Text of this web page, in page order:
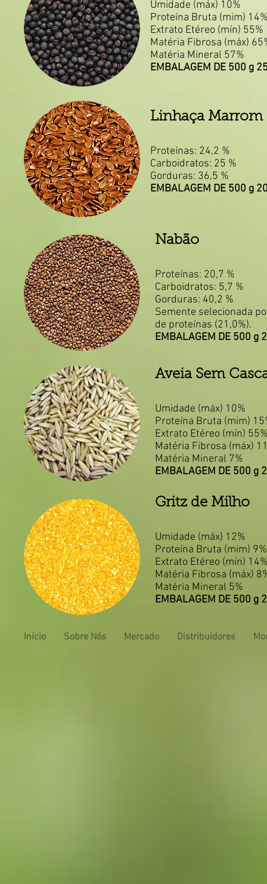
Umidade (máx) 10%
Proteína Bruta (mim)
Extrato Etéreo (mín) 55%
Matéria Fibrosa (máx)
Matéria Mineral 57%
EMBALAGEM DE 500 g
Linhaça Marrom
Proteínas: 24,2 %
Carboidratos: 25 %
Gorduras: 36,5 %
EMBALAGEM DE 500 g
Nabão
Proteínas: 20,7 %
Carboidratos: 5,7 %
Gorduras: 40,2 %
Semente selecionada
de proteínas (21,0%).
EMBALAGEM DE 500 g
Aveia Sem
Umidade (máx) 10%
Proteína Bruta (mim)
Extrato Etéreo (mín)
Matéria Fibrosa (máx)
Matéria Mineral 7%
EMBALAGEM DE 500 g
Gritz de Milho
Umidade (máx) 12%
Proteína Bruta (mim) 9%
Extrato Etéreo (mín)
Matéria Fibrosa (máx)
Matéria Mineral 5%
EMBALAGEM DE 500 g
Início Sobre Nós Mercado Distribuidores